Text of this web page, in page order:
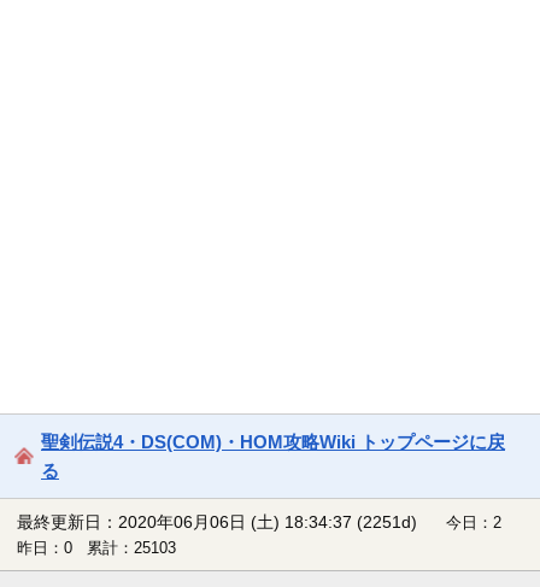
聖剣伝説4・DS(COM)・HOM攻略Wiki トップページに戻
る
最終更新日：2020年06月06日 (土) 18:34:37 (2251d)
今日：2
昨日：0 累計：25103